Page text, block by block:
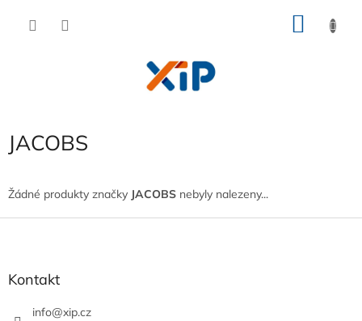
JACOBS
Žádné produkty značky JACOBS nebyly nalezeny...
Kontakt
info@xip.cz